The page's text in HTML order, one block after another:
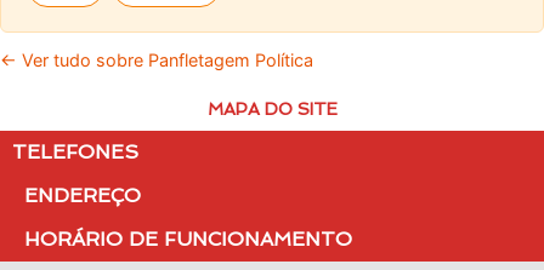
← Ver tudo sobre Panfletagem Política
MAPA DO SITE
TELEFONES
ENDEREÇO
HORÁRIO DE FUNCIONAMENTO